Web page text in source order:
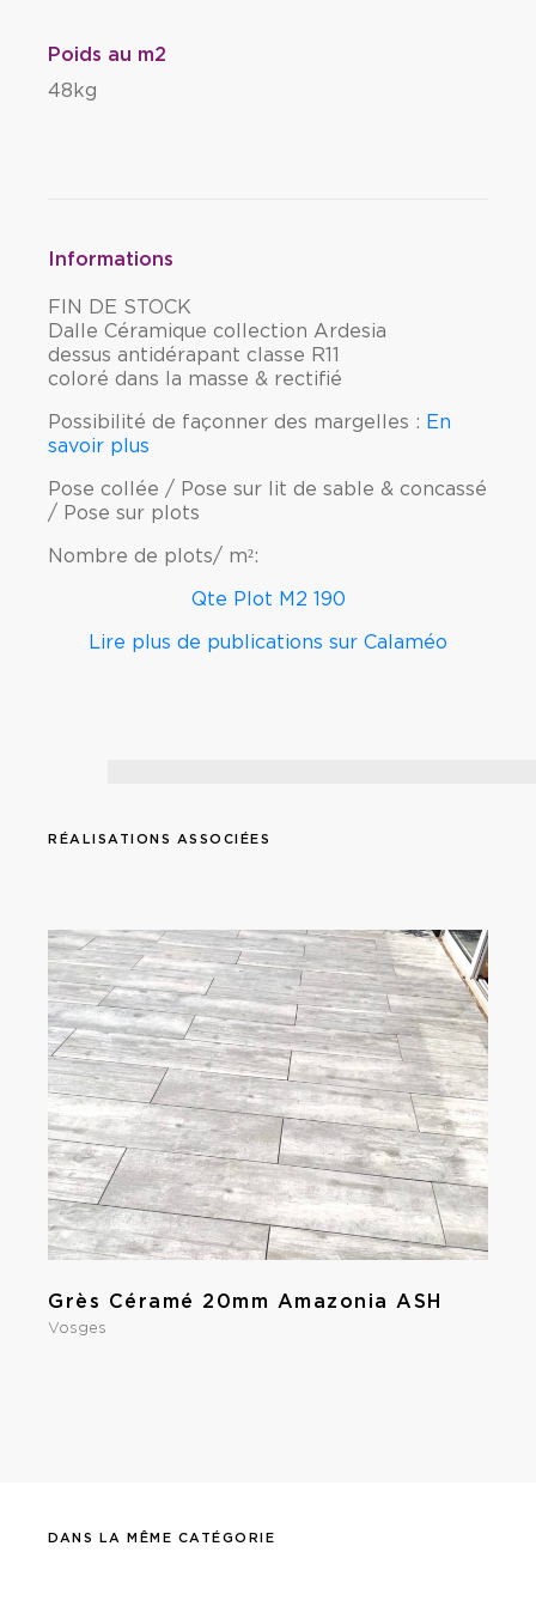
Poids au m2
48kg
Informations
FIN DE STOCK
Dalle Céramique collection Ardesia
dessus antidérapant classe R11
coloré dans la masse & rectifié
Possibilité de façonner des margelles : En
savoir plus
Pose collée / Pose sur lit de sable & concassé
/ Pose sur plots
Nombre de plots/ m²:
Qte Plot M2 190
Lire plus de publications sur Calaméo
RÉALISATIONS ASSOCIÉES
Grès Céramé 20mm Amazonia ASH
Vosges
DANS LA MÊME CATÉGORIE